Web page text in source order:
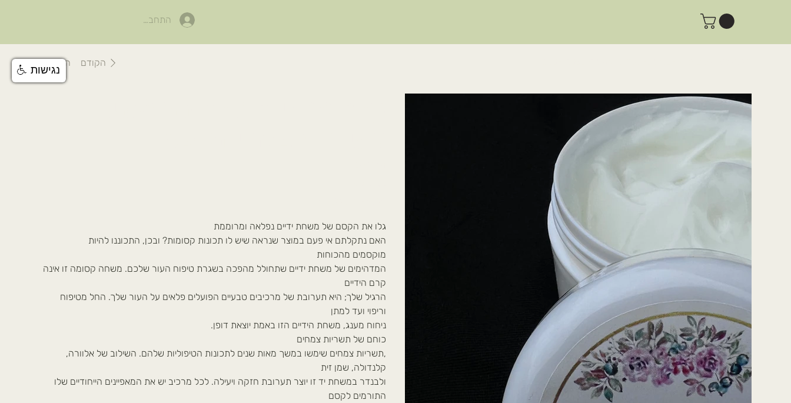
התחבר
הקודם הבא
גלו את הקסם של משחת ידיים נפלאה ומרוממת
האם נתקלתם אי פעם במוצר שנראה שיש לו תכונות קסומות? ובכן, התכוננו להיות
מוקסמים מהכוחות
המדהימים של משחת ידיים שתחולל מהפכה בשגרת טיפוח העור שלכם. משחה קסומה זו אינה
קרם הידיים
הרגיל שלך; היא תערובת של מרכיבים טבעיים הפועלים פלאים על העור שלך. החל מטיפוח
וריפוי ועד למתן
ניחוח מענג, משחת הידיים הזו באמת יוצאת דופן.
כוחם של תשריות צמחים
,תשריות צמחים שימשו במשך מאות שנים לתכונות הטיפוליות שלהם. השילוב של אלוורה,
קלנדולה, שמן זית
ולבנדר במשחת יד זו יוצר תערובת חזקה ויעילה. לכל מרכיב יש את המאפיינים הייחודיים שלו
התורמים לקסם
נגישות